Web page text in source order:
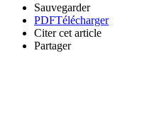
Sauvegarder
PDFTélécharger
Citer cet article
Partager